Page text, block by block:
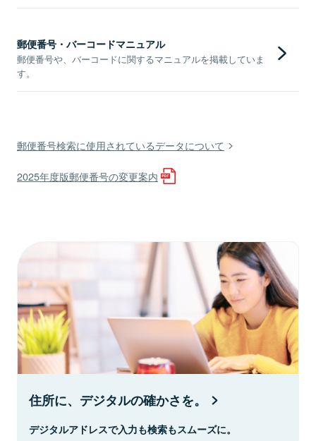
郵便番号・バーコードマニュアル
郵便番号や、バーコードに関するマニュアルを掲載していま
す。
郵便番号検索に使用されているデータについて
2025年度版郵便番号の変更案内
住所に、デジタルの確かさを。
デジタルアドレスで入力も検索もスムーズに。